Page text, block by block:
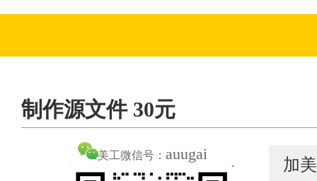
制作源文件 30元
美工微信号： auugai
加